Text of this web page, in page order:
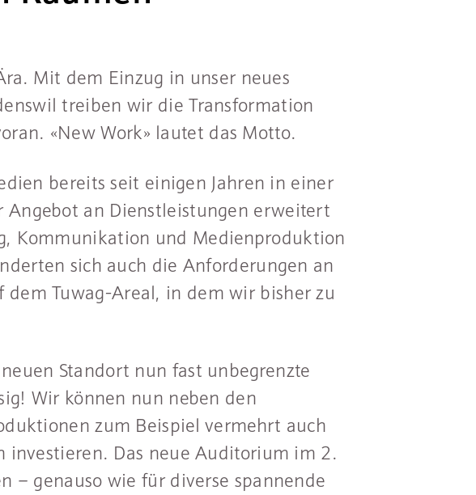
Mit dem Einzug in unser neues
treiben wir die Transformation
«New Work» lautet das Motto.
bereits seit einigen Jahren in einer
Angebot an Dienstleistungen erweitert
Kommunikation und Medienproduktion
sich auch die Anforderungen an
Tuwag-Areal, in dem wir bisher zu
Standort nun fast unbegrenzte
Wir können nun neben den
zum Beispiel vermehrt auch
Das neue Auditorium im 2.
– genauso wie für diverse spannende